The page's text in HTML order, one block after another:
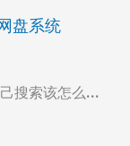
盘系统
搜索该怎么…